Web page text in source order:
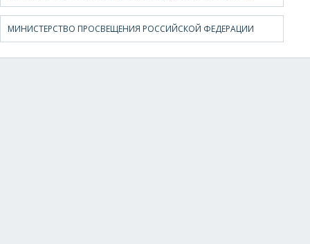
МИНИСТЕРСТВО ПРОСВЕЩЕНИЯ РОССИЙСКОЙ ФЕДЕРАЦИИ